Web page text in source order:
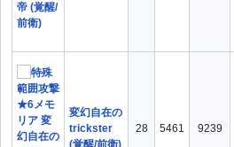
変幻自在の
trickster
(覚醒/前衛)
28 5461 9239